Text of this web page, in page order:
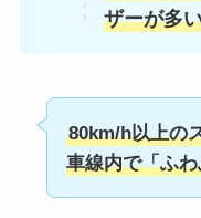
ザーが多
80km/h以上の
車線内で「ふ